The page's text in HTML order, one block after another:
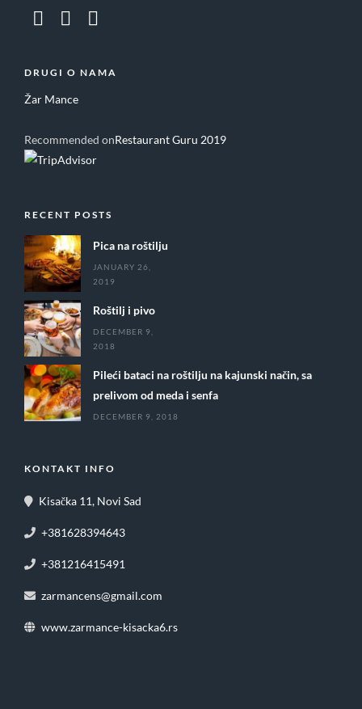
DRUGI O NAMA
Žar Mance
Recommended onRestaurant Guru 2019
RECENT POSTS
Pica na roštilju
JANUARY 26,
2019
Roštilj i pivo
DECEMBER 9,
2018
Pileći bataci na roštilju na kajunski način, sa
prelivom od meda i senfa
DECEMBER 9, 2018
KONTAKT INFO
Kisačka 11, Novi Sad
+381628394643
+381216415491
zarmancens@gmail.com
www.zarmance-kisacka6.rs